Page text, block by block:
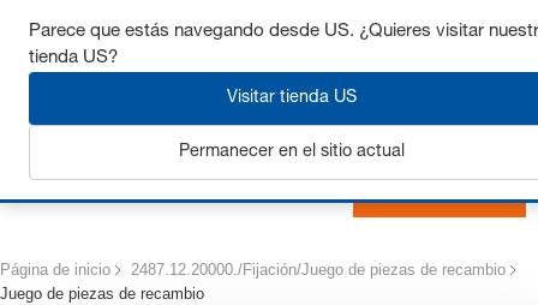
Consigue hasta un 7% de descuento - haz clic aquí para
Página de inicio
2487.12.20000./Fijación/Juego de piezas de recambio
Juego de piezas de recambio
Parece que estás navegando desde US. ¿Quieres visitar
tienda US?
Visitar tienda US
Permanecer en el sitio actual